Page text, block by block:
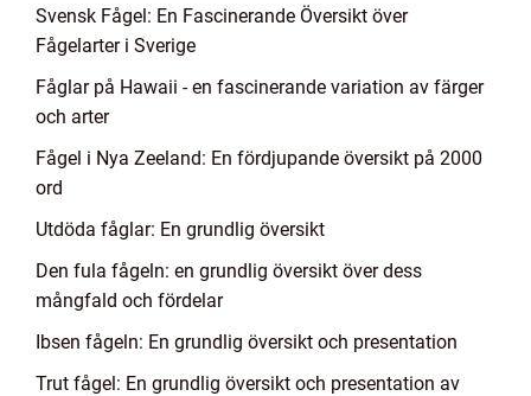
Svensk Fågel: En Fascinerande Översikt över
Fågelarter i Sverige
Fåglar på Hawaii - en fascinerande variation av färger
och arter
Fågel i Nya Zeeland: En fördjupande översikt på 2000
ord
Utdöda fåglar: En grundlig översikt
Den fula fågeln: en grundlig översikt över dess
mångfald och fördelar
Ibsen fågeln: En grundlig översikt och presentation
Trut fågel: En grundlig översikt och presentation av